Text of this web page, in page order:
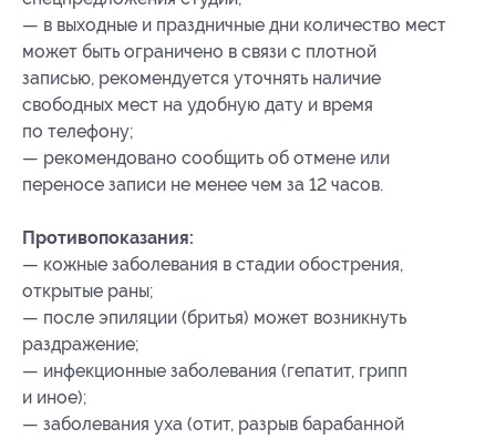
— в выходные и праздничные дни количество мест
может быть ограничено в связи с плотной
записью, рекомендуется уточнять наличие
свободных мест на удобную дату и время
по телефону;
— рекомендовано сообщить об отмене или
переносе записи не менее чем за 12 часов.
Противопоказания:
— кожные заболевания в стадии обострения,
открытые раны;
— после эпиляции (бритья) может возникнуть
раздражение;
— инфекционные заболевания (гепатит, грипп
и иное);
— заболевания уха (отит, разрыв барабанной